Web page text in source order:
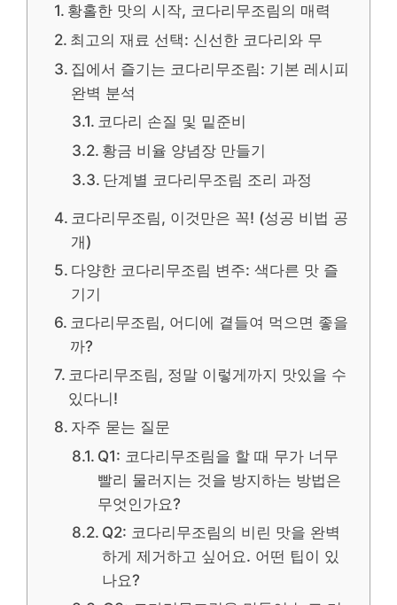
황홀한 맛의 시작, 코다리무조림의 매력
최고의 재료 선택: 신선한 코다리와 무
집에서 즐기는 코다리무조림: 기본 레시피
완벽 분석
코다리 손질 및 밑준비
황금 비율 양념장 만들기
단계별 코다리무조림 조리 과정
코다리무조림, 이것만은 꼭! (성공 비법 공
개)
다양한 코다리무조림 변주: 색다른 맛 즐
기기
코다리무조림, 어디에 곁들여 먹으면 좋을
까?
코다리무조림, 정말 이렇게까지 맛있을 수
있다니!
자주 묻는 질문
Q1: 코다리무조림을 할 때 무가 너무
빨리 물러지는 것을 방지하는 방법은
무엇인가요?
Q2: 코다리무조림의 비린 맛을 완벽
하게 제거하고 싶어요. 어떤 팁이 있
나요?